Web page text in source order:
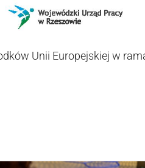
Unii Europejskiej w